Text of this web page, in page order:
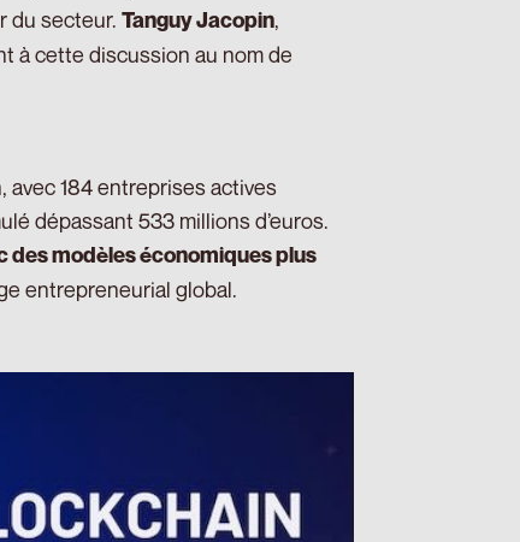
du secteur. Tanguy Jacopin,
à cette discussion au nom de
avec 184 entreprises actives
dépassant 533 millions d’euros.
des modèles économiques plus
entrepreneurial global.